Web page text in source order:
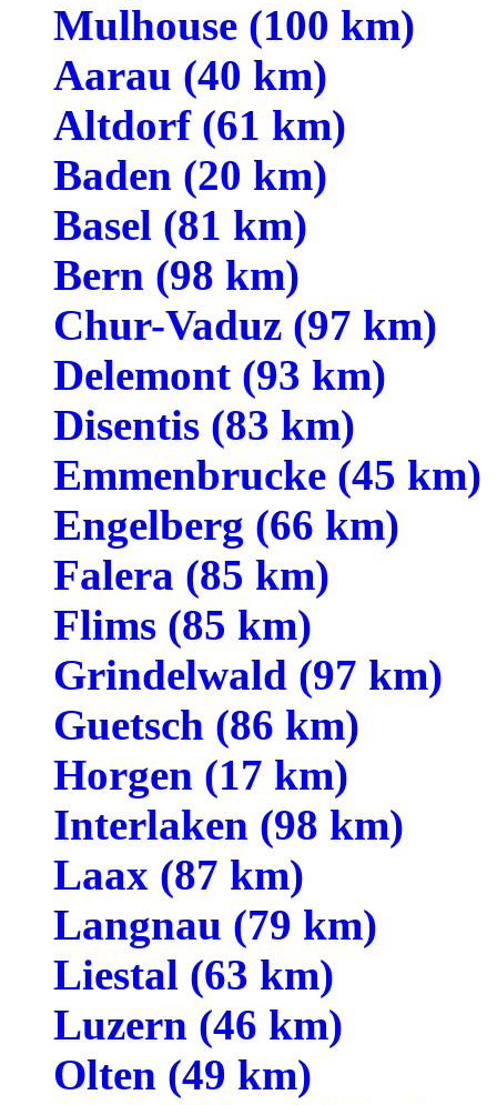
Mulhouse (100 km)
Aarau (40 km)
Altdorf (61 km)
Baden (20 km)
Basel (81 km)
Bern (98 km)
Chur-Vaduz (97 km)
Delemont (93 km)
Disentis (83 km)
Emmenbrucke (45 km)
Engelberg (66 km)
Falera (85 km)
Flims (85 km)
Grindelwald (97 km)
Guetsch (86 km)
Horgen (17 km)
Interlaken (98 km)
Laax (87 km)
Langnau (79 km)
Liestal (63 km)
Luzern (46 km)
Olten (49 km)